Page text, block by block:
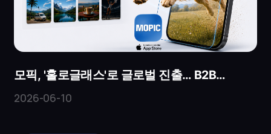
모픽, '홀로글래스'로 글로벌 진출… B2B
파트너사 모집
2026-06-10